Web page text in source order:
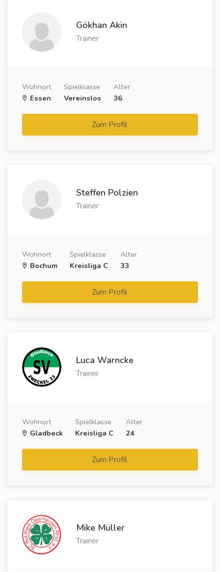
Gökhan Akin
Trainer
Wohnort
Essen
Spielklasse
Vereinslos
Alter
36
Zum Profil
Steffen Polzien
Trainer
Wohnort
Bochum
Spielklasse
Kreisliga C
Alter
33
Zum Profil
Luca Warncke
Trainer
Wohnort
Gladbeck
Spielklasse
Kreisliga C
Alter
24
Zum Profil
Mike Müller
Trainer